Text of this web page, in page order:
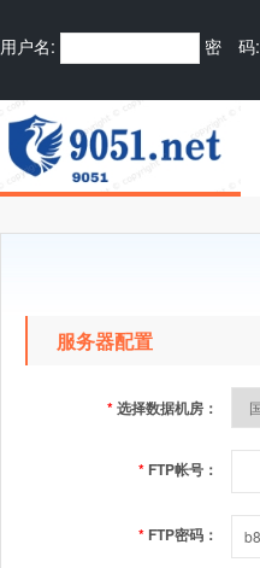
用户名: 密 码:
服务器配置
*选择数据机房：
* FTP帐号：
* FTP密码：